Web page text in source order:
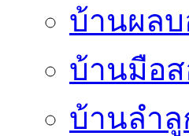
บ้านผลบ
บ้านมือ
บ้านลำลู